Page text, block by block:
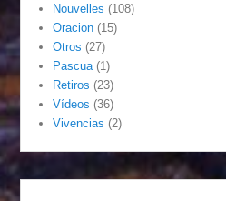
Nouvelles (108)
Oracion (15)
Otros (27)
Pascua (1)
Retiros (23)
Vídeos (36)
Vivencias (2)